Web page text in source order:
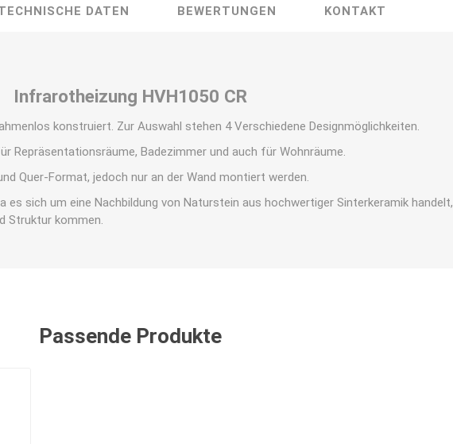
DATEN BEWERTUNGEN KONTAKT
Infrarotheizung HVH1050 CR
konstruiert. Zur Auswahl stehen 4 Verschiedene Designmöglichkeiten.
Repräsentationsräume, Badezimmer und auch für Wohnräume.
Quer-Format, jedoch nur an der Wand montiert werden.
es sich um eine Nachbildung von Naturstein aus hochwertiger Sinterkeramik handelt,
Struktur kommen.
Passende Produkte